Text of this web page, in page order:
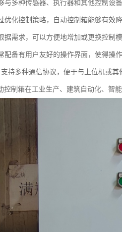
与多种传感器、执行器和其他控制设
优化控制策略，自动控制箱能够有效
据需求，可以方便地增加或更换控制
配备有用户友好的操作界面，使得操
持多种通信协议，便于与上位机或其
控制箱在工业生产、建筑自动化、智